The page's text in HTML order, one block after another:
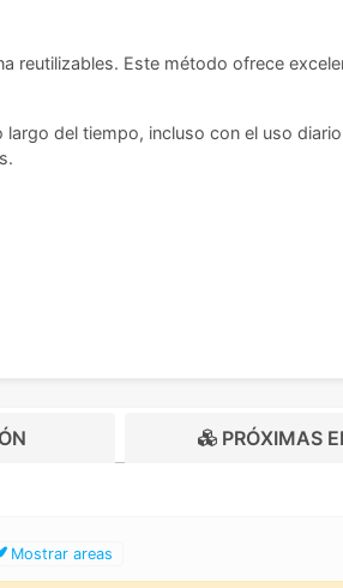
reutilizables. Este método ofrece
del tiempo, incluso con el uso
PRÓXIMAS
Mostrar areas